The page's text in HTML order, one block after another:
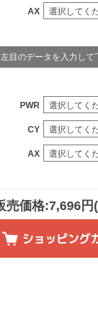
AX
左目のデータを入力して
PWR
CY
AX
売価格:7,696円